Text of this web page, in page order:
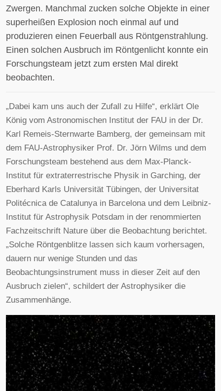
Zwergen. Manchmal zucken solche Objekte in einer
superheißen Explosion noch einmal auf und
produzieren einen Feuerball aus Röntgenstrahlung.
Einen solchen Ausbruch im Röntgenlicht konnte ein
Forschungsteam jetzt zum ersten Mal direkt
beobachten.
„Dabei kam uns auch der Zufall zu Hilfe“, erklärt Ole
König vom Astronomischen Institut der FAU in der Dr.
Karl Remeis-Sternwarte Bamberg, der gemeinsam mit
dem FAU-Astrophysiker Prof. Dr. Jörn Wilms und dem
Forschungsteam bestehend aus dem Max-Planck-
Institut für extraterrestrische Physik in Garching, der
Eberhard Karls Universität Tübingen, der Universitat
Politécnica de Catalunya in Barcelona und dem Leibniz-
Institut für Astrophysik Potsdam in der renommierten
Fachzeitschrift Nature über die Beobachtung berichtet.
„Solche Röntgenblitze lassen sich kaum vorhersagen,
dauern nur wenige Stunden und das
Beobachtungsinstrument muss in dieser Zeit auf den
Ausbruch zielen“, schildert der Astrophysiker die
Zusammenhänge.